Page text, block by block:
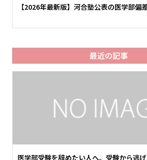
【2026年最新版】河合塾公表の医学部偏
最近の記事
医学部受験を辞めたい人へ。受験から逃